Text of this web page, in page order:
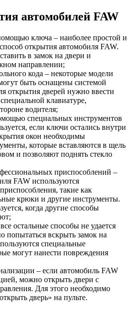
автомобилей FAW
ключа – наиболее простой и
открытия автомобиля FAW.
в замок на двери и
направлении;
кода – некоторые модели
быть оснащены системой
открытия дверей нужно ввести
клавиатуре,
водителя;
специальных инструментов
если ключи остались внутри
окон необходимы
которые вставляются в щель
и позволяют поднять стекло
приспособлений –
FAW используются
такие как
крюки и другие инструменты.
когда другие способы
остальные способы не удается
попытаться вскрыть замок на
специальные
могут нанести повреждения
– если автомобиль FAW
можно открыть двери с
Для этого необходимо
дверь» на пульте.